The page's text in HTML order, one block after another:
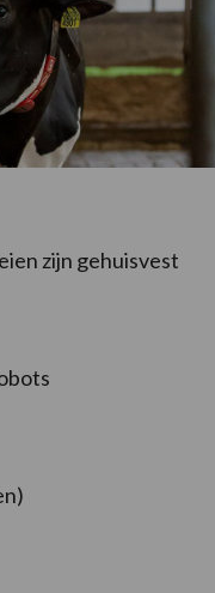
zijn gehuisvest